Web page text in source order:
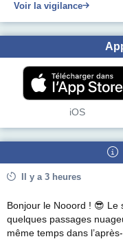
Voir la vigilance
iOS
Il y a 3 heures
Bonjour le Nooord ! 😎 Le
quelques passages
même temps dans